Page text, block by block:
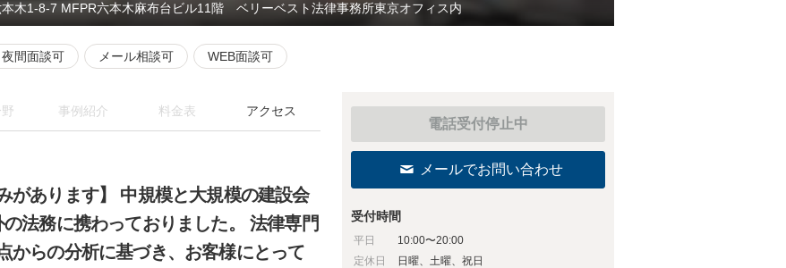
木1-8-7 MFPR六本木麻布台ビル11階 ベリーベスト法律事務所東京オフィス内
夜間面談可 メール相談可 WEB面談可
事例紹介 料金表 アクセス
があります】 中規模と大規模の建設会
法務に携わっておりました。 法律専門
からの分析に基づき、お客様にとって
電話受付停止中
メールでお問い合わせ
受付時間
平日
10:00〜20:00
定休日
日曜、土曜、祝日